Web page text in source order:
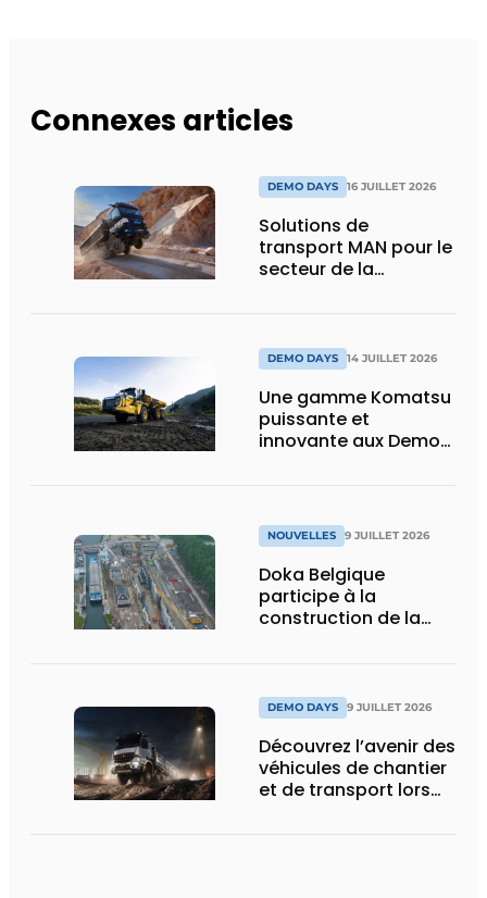
Connexes articles
DEMO DAYS 16 JUILLET 2026
Solutions de
transport MAN pour le
secteur de la
DEMO DAYS 14 JUILLET 2026
Une gamme Komatsu
puissante et
innovante aux Demo
NOUVELLES 9 JUILLET 2026
Doka Belgique
participe à la
construction de la
DEMO DAYS 9 JUILLET 2026
Découvrez l’avenir des
véhicules de chantier
et de transport lors